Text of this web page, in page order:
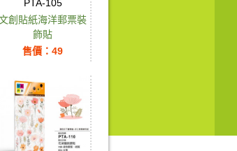
PTA-105
創貼紙海洋郵票裝
飾貼
售價：49